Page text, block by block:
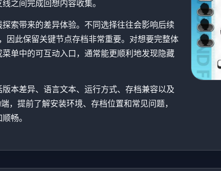
之间完成回想内容收集。
索带来的差异体验。不同选择往往会影响后续
因此保留关键节点存档非常重要。对想要完整体
单中的可互动入口，通常能更顺利地发现隐藏
本差异、语言文本、运行方式、存档兼容以及
，提前了解安装环境、存档位置和常见问题，
畅。